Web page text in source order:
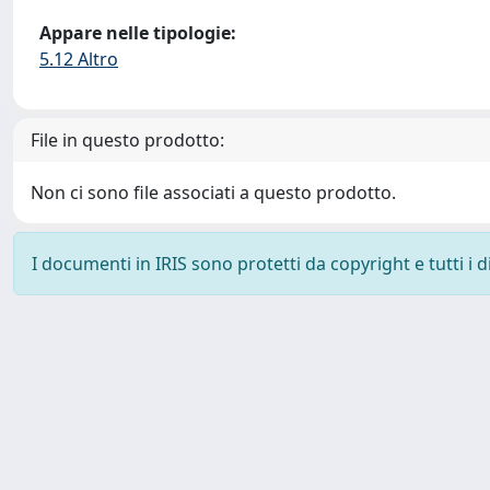
Appare nelle tipologie:
5.12 Altro
File in questo prodotto:
Non ci sono file associati a questo prodotto.
I documenti in IRIS sono protetti da copyright e tutti i